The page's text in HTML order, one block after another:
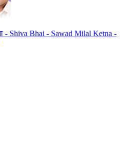
Shiva Bhai - Sawad Milal Ketna -